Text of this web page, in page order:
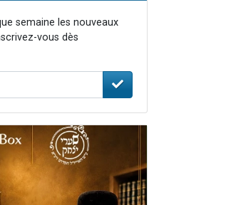
semaine les nouveaux
vous dès